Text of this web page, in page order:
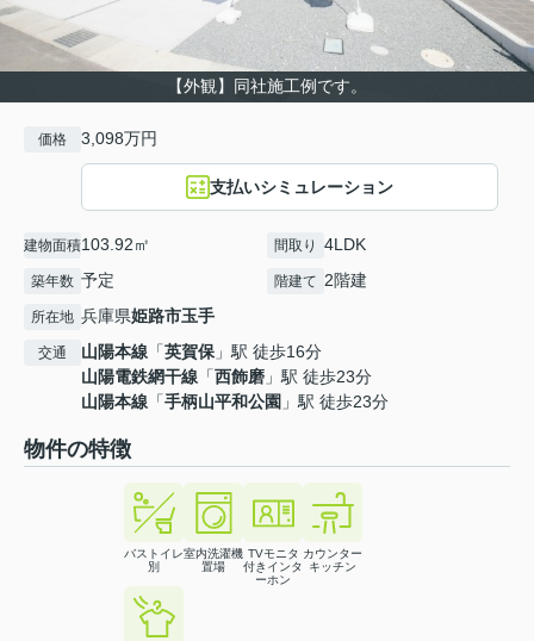
【外観】同社施工例です。
価格 3,098万円
支払いシミュレーション
建物面積103.92㎡ 間取り 4LDK
築年数 予定 階建て 2階建
所在地 兵庫県姫路市玉手
交通 山陽本線 「英賀保」駅 徒歩16分
山陽電鉄網干線 「西飾磨 」駅 徒歩23分
山陽本線 「手柄山平和公園 」駅 徒歩23分
物件の特徴
バストイレ
別
室内洗濯機
置場
TVモニタ
付きインタ
ーホン
カウンター
キッチン